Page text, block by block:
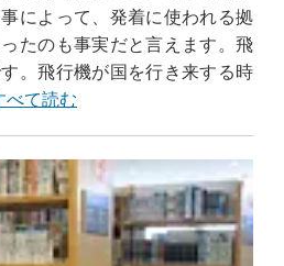
によって、発着に使われる拠
たのも事実だと言えます。飛
。飛行機が国を行き来する時
べて読む